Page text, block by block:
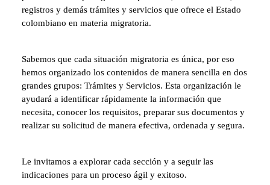
registros y demás trámites y servicios que ofrece el Estado
colombiano en materia migratoria.
Sabemos que cada situación migratoria es única, por eso
hemos organizado los contenidos de manera sencilla en dos
grandes grupos: Trámites y Servicios. Esta organización le
ayudará a identificar rápidamente la información que
necesita, conocer los requisitos, preparar sus documentos y
realizar su solicitud de manera efectiva, ordenada y segura.
Le invitamos a explorar cada sección y a seguir las
indicaciones para un proceso ágil y exitoso.